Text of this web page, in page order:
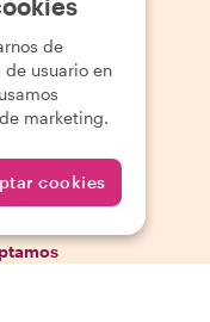
nuestra app
Play Store
de
usuario en
marketing.
cookies